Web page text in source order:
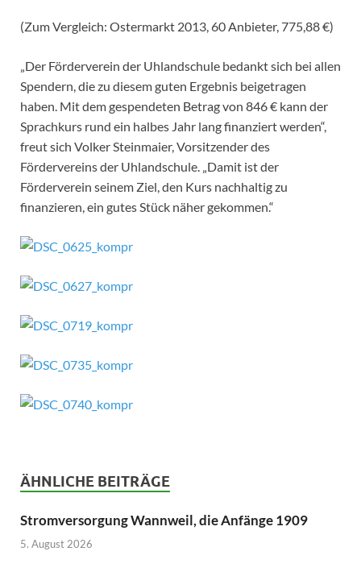
(Zum Vergleich: Ostermarkt 2013, 60 Anbieter, 775,88 €)
„Der Förderverein der Uhlandschule bedankt sich bei allen
Spendern, die zu diesem guten Ergebnis beigetragen
haben. Mit dem gespendeten Betrag von 846 € kann der
Sprachkurs rund ein halbes Jahr lang finanziert werden“,
freut sich Volker Steinmaier, Vorsitzender des
Fördervereins der Uhlandschule. „Damit ist der
Förderverein seinem Ziel, den Kurs nachhaltig zu
finanzieren, ein gutes Stück näher gekommen.“
ÄHNLICHE BEITRÄGE
Stromversorgung Wannweil, die Anfänge 1909
5. August 2026